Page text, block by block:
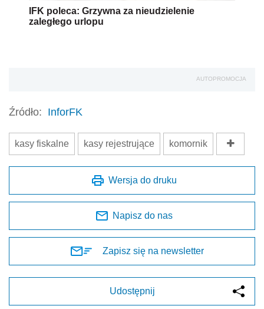
IFK poleca: Grzywna za nieudzielenie
zaległego urlopu
AUTOPROMOCJA
Źródło: InforFK
kasy fiskalne kasy rejestrujące komornik
Wersja do druku
Napisz do nas
Zapisz się na newsletter
Udostępnij